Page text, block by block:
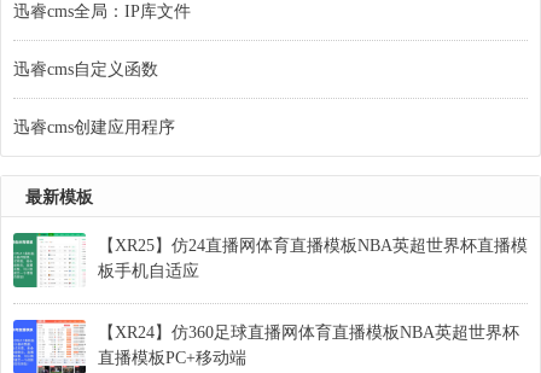
迅睿cms全局：IP库文件
迅睿cms自定义函数
迅睿cms创建应用程序
最新模板
【XR25】仿24直播网体育直播模板NBA英超世界杯直播模
板手机自适应
【XR24】仿360足球直播网体育直播模板NBA英超世界杯
直播模板PC+移动端